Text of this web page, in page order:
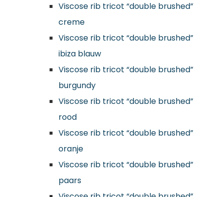
Viscose rib tricot “double brushed”
creme
Viscose rib tricot “double brushed”
ibiza blauw
Viscose rib tricot “double brushed”
burgundy
Viscose rib tricot “double brushed”
rood
Viscose rib tricot “double brushed”
oranje
Viscose rib tricot “double brushed”
paars